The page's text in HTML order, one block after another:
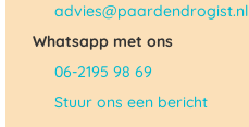
advies@paardendrogist.nl
Whatsapp met ons
06-2195 98 69
Stuur ons een bericht